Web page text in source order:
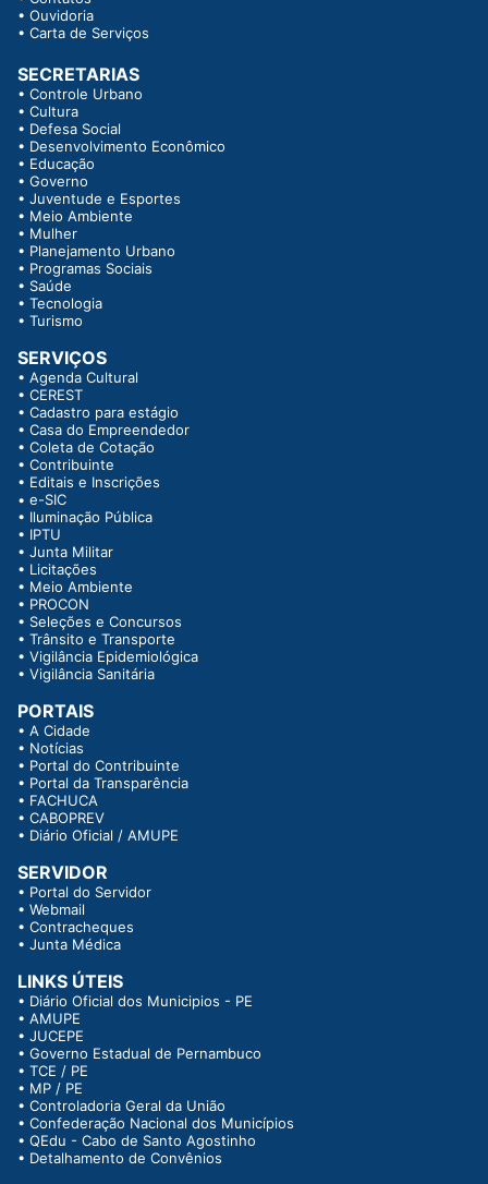
• Ouvidoria
• Carta de Serviços
SECRETARIAS
• Controle Urbano
• Cultura
• Defesa Social
• Desenvolvimento Econômico
• Educação
• Governo
• Juventude e Esportes
• Meio Ambiente
• Mulher
• Planejamento Urbano
• Programas Sociais
• Saúde
• Tecnologia
• Turismo
SERVIÇOS
• Agenda Cultural
• CEREST
• Cadastro para estágio
• Casa do Empreendedor
• Coleta de Cotação
• Contribuinte
• Editais e Inscrições
• e-SIC
• Iluminação Pública
• IPTU
• Junta Militar
• Licitações
• Meio Ambiente
• PROCON
• Seleções e Concursos
• Trânsito e Transporte
• Vigilância Epidemiológica
• Vigilância Sanitária
PORTAIS
• A Cidade
• Notícias
• Portal do Contribuinte
• Portal da Transparência
• FACHUCA
• CABOPREV
• Diário Oficial / AMUPE
SERVIDOR
• Portal do Servidor
• Webmail
• Contracheques
• Junta Médica
LINKS ÚTEIS
• Diário Oficial dos Municipios - PE
• AMUPE
• JUCEPE
• Governo Estadual de Pernambuco
• TCE / PE
• MP / PE
• Controladoria Geral da União
• Confederação Nacional dos Municípios
• QEdu - Cabo de Santo Agostinho
• Detalhamento de Convênios